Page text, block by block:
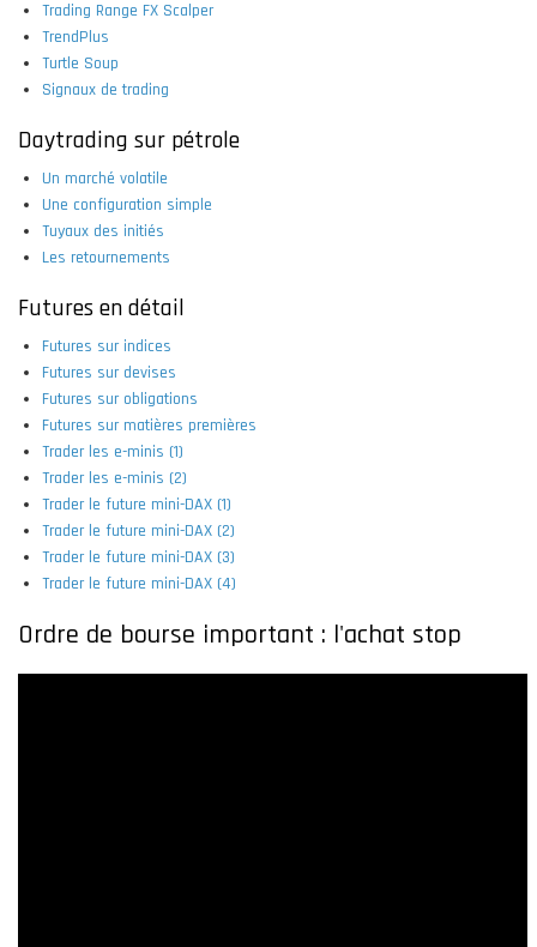
Trading Range FX Scalper
TrendPlus
Turtle Soup
Signaux de trading
Daytrading sur pétrole
Un marché volatile
Une configuration simple
Tuyaux des initiés
Les retournements
Futures en détail
Futures sur indices
Futures sur devises
Futures sur obligations
Futures sur matières premières
Trader les e-minis (1)
Trader les e-minis (2)
Trader le future mini-DAX (1)
Trader le future mini-DAX (2)
Trader le future mini-DAX (3)
Trader le future mini-DAX (4)
Ordre de bourse important : l'achat stop